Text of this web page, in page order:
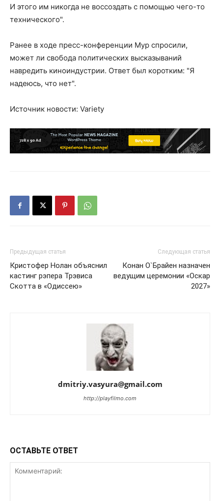
И этого им никогда не воссоздать с помощью чего-то
технического".
Ранее в ходе пресс-конференции Мур спросили,
может ли свобода политических высказываний
навредить киноиндустрии. Ответ был коротким: "Я
надеюсь, что нет".
Источник новости: Variety
Предыдущая статья
Кристофер Нолан объяснил
кастинг рэпера Трэвиса
Скотта в «Одиссею»
Следующая статья
Конан О`Брайен назначен
ведущим церемонии «Оскар
2027»
dmitriy.vasyura@gmail.com
http://playfilmo.com
ОСТАВЬТЕ ОТВЕТ